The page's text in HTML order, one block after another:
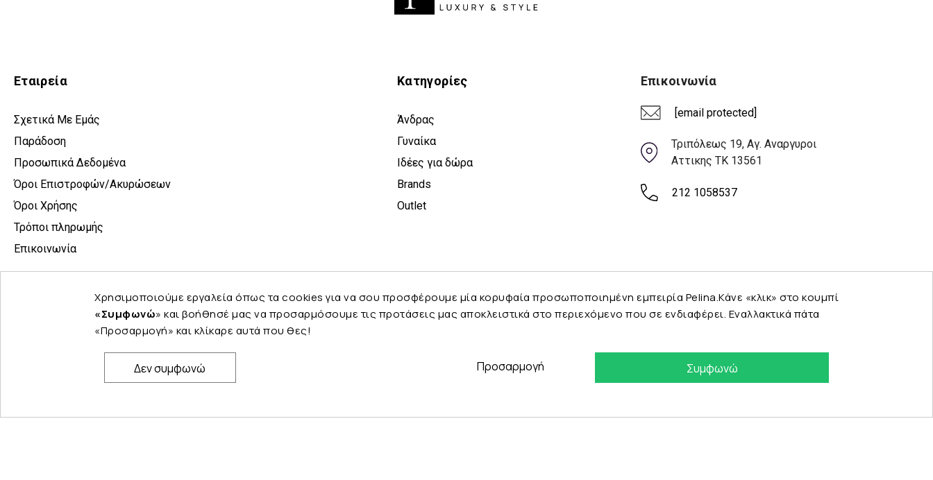
Εταιρεία
Σχετικά Με Εμάς
Παράδοση
Προσωπικά Δεδομένα
Όροι Επιστροφών/Ακυρώσεων
Όροι Χρήσης
Τρόποι πληρωμής
Επικοινωνία
Κατηγορίες
Άνδρας
Γυναίκα
Ιδέες για δώρα
Brands
Outlet
Επικοινωνία
[email protected]
Τριπόλεως 19, Αγ. Αναργυροι
Αττικης ΤΚ 13561
212 1058537
Χρησιμοποιούμε εργαλεία όπως τα cookies για να σου προσφέρουμε μία κορυφαία προσωποποιημένη εμπειρία Pelina.Κάνε «κλικ» στο κουμπί
«Συμφωνώ» και βοήθησέ μας να προσαρμόσουμε τις προτάσεις μας αποκλειστικά στο περιεχόμενο που σε ενδιαφέρει. Εναλλακτικά πάτα
«Προσαρμογή» και κλίκαρε αυτά που θες!
Συμφωνώ
Δεν συμφωνώ Προσαρμογή